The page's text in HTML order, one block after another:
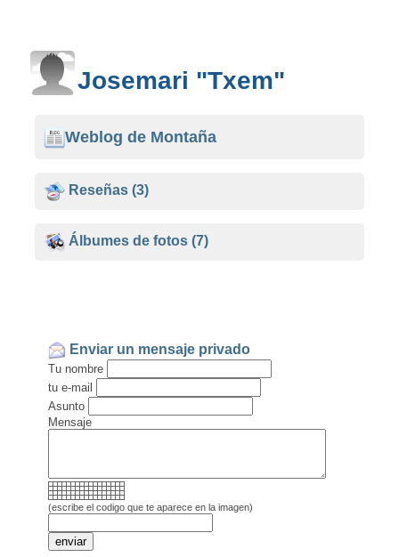
Josemari "Txem"
Weblog de Montaña
Reseñas (3)
Álbumes de fotos (7)
Enviar un mensaje privado
Tu nombre
tu e-mail
Asunto
Mensaje
(escribe el codigo que te aparece en la imagen)